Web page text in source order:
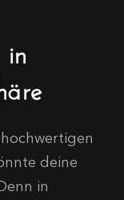
in
deine
in